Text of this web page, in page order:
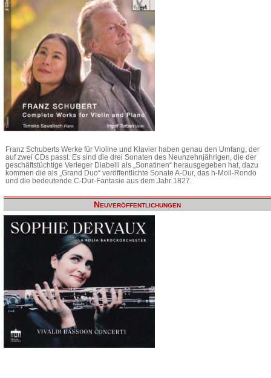
Franz Schuberts Werke für Violine und Klavier haben genau den Umfang, der
auf zwei CDs passt. Es sind die drei Sonaten des Neunzehnjährigen, die der
geschäftstüchtige Verleger Diabelli als „Sonatinen“ herausgegeben hat, dazu
kommen die als „Grand Duo“ veröffentlichte Sonate A-Dur, das h-Moll-Rondo
und die bedeutende C-Dur-Fantasie aus dem Jahr 1827.
Neuveröffentlichungen